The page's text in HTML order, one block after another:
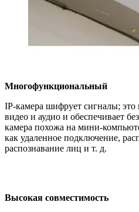
Многофункциональный
IP-камера шифрует сигналы; это
видео и аудио и обеспечивает
камера похожа на мини-
как удаленное подключение,
распознавание лиц и т. д.
Высокая совместимость